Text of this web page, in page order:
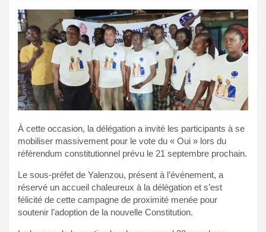
À cette occasion, la délégation a invité les participants à se
mobiliser massivement pour le vote du « Oui » lors du
référendum constitutionnel prévu le 21 septembre prochain.
Le sous-préfet de Yalenzou, présent à l’événement, a
réservé un accueil chaleureux à la délégation et s’est
félicité de cette campagne de proximité menée pour
soutenir l’adoption de la nouvelle Constitution.